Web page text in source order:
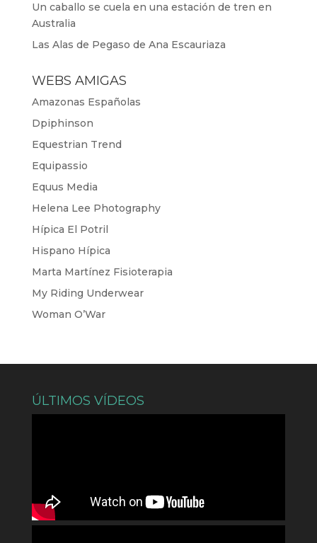
Un caballo se cuela en una estación de tren en
Australia
Las Alas de Pegaso de Ana Escauriaza
WEBS AMIGAS
Amazonas Españolas
Dpiphinson
Equestrian Trend
Equipassio
Equus Media
Helena Lee Photography
Hípica El Potril
Hispano Hípica
Marta Martínez Fisioterapia
My Riding Underwear
Woman O’War
ÚLTIMOS VÍDEOS